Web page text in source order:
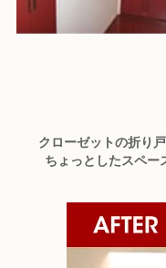
クローゼットの折り
ちょっとしたスペー